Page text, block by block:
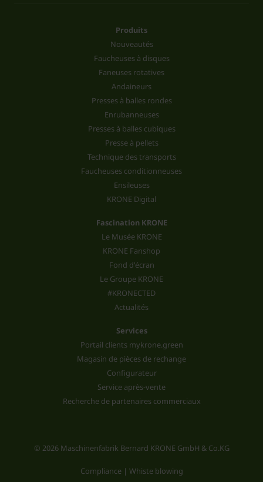
Produits
Nouveautés
Faucheuses à disques
Faneuses rotatives
Andaineurs
Presses à balles rondes
Enrubanneuses
Presses à balles cubiques
Presse à pellets
Technique des transports
Faucheuses conditionneuses
Ensileuses
KRONE Digital
Fascination KRONE
Le Musée KRONE
KRONE Fanshop
Fond d'écran
Le Groupe KRONE
#KRONECTED
Actualités
Services
Portail clients mykrone.green
Magasin de pièces de rechange
Configurateur
Service après-vente
Recherche de partenaires commerciaux
© 2026 Maschinenfabrik Bernard KRONE GmbH & Co.KG
Compliance | Whiste blowing